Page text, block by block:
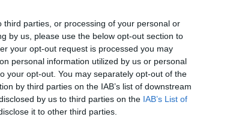
parties, or processing of your personal or
by us, please use the below opt-out section to
your opt-out request is processed you may
personal information utilized by us or personal
your opt-out. You may separately opt-out of the
by third parties on the IAB’s list of downstream
by us to third parties on the IAB’s List of
it to other third parties.